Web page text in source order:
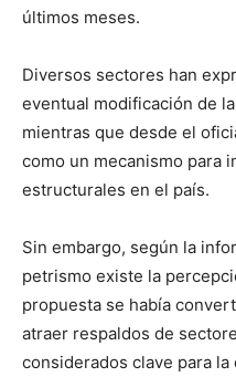
últimos meses.
Diversos sectores han
eventual modificación de
mientras que desde el
como un mecanismo para
estructurales en el país.
Sin embargo, según la
petrismo existe la
propuesta se había
atraer respaldos de
considerados clave para